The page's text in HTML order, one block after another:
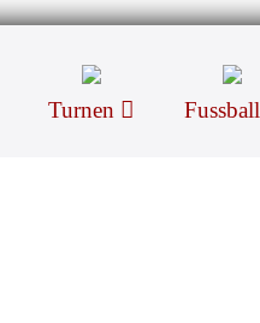
Turnen Fussball